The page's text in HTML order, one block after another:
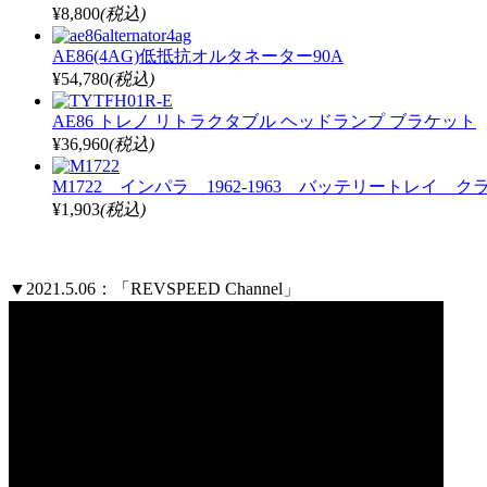
¥8,800(税込)
AE86(4AG)低抵抗オルタネーター90A
¥54,780(税込)
AE86 トレノ リトラクタブル ヘッドランプ ブラケット
¥36,960(税込)
M1722 インパラ 1962-1963 バッテリートレイ ク
¥1,903(税込)
▼2021.5.06：「REVSPEED Channel」